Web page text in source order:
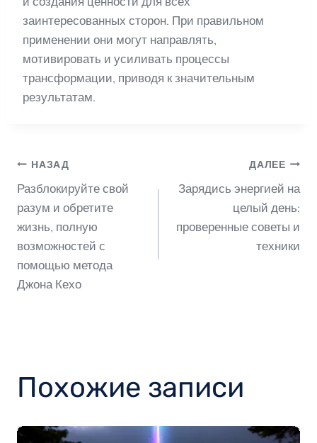
заинтересованных сторон. При правильном
применении они могут направлять,
мотивировать и усиливать процессы
трансформации, приводя к значительным
результатам.
Навигация
по
записям
НАЗАД
Разблокируйте свой
разум и обретите
жизнь, полную
возможностей с
помощью метода
Джона Кехо
ДАЛЕЕ
Зарядись энергией на
целый день:
проверенные советы и
техники
Похожие записи